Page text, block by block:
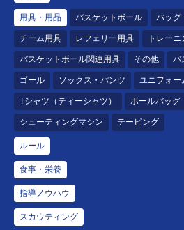
用具・用品 バスケットボール バッグ
チーム用具 レフェリー用具 トレー
バスケットボール関連用具 その他 バ
ゴール ソックス・パンツ ユニフォー
Tシャツ（ティーシャツ） ボールバッグ
シューティングマシン テーピング
ルール
食事・栄養
指導ノウハウ
スカウティング